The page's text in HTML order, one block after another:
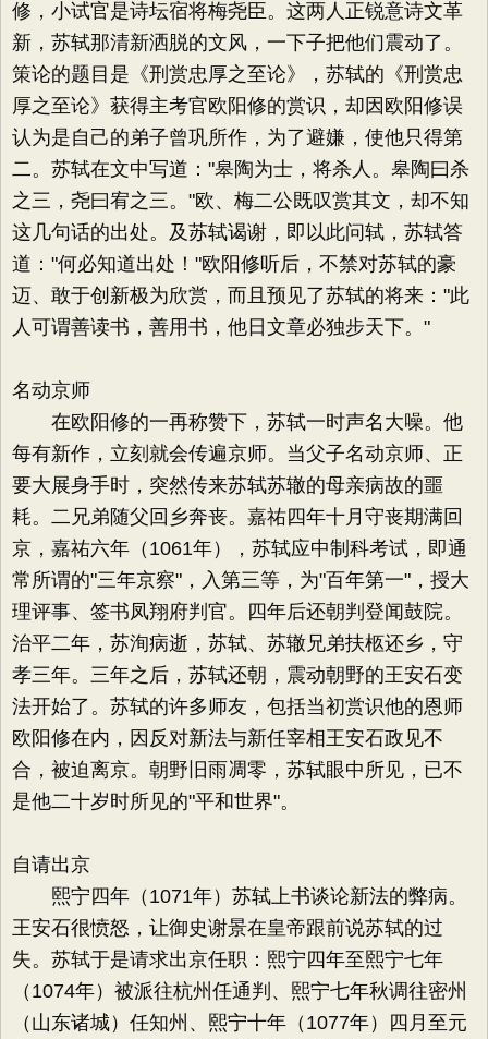
修，小试官是诗坛宿将梅尧臣。这两人正锐意诗文革
新，苏轼那清新洒脱的文风，一下子把他们震动了。
策论的题目是《刑赏忠厚之至论》，苏轼的《刑赏忠
厚之至论》获得主考官欧阳修的赏识，却因欧阳修误
认为是自己的弟子曾巩所作，为了避嫌，使他只得第
二。苏轼在文中写道："皋陶为士，将杀人。皋陶曰杀
之三，尧曰宥之三。"欧、梅二公既叹赏其文，却不知
这几句话的出处。及苏轼谒谢，即以此问轼，苏轼答
道："何必知道出处！"欧阳修听后，不禁对苏轼的豪
迈、敢于创新极为欣赏，而且预见了苏轼的将来："此
人可谓善读书，善用书，他日文章必独步天下。"
名动京师
在欧阳修的一再称赞下，苏轼一时声名大噪。他
每有新作，立刻就会传遍京师。当父子名动京师、正
要大展身手时，突然传来苏轼苏辙的母亲病故的噩
耗。二兄弟随父回乡奔丧。嘉祐四年十月守丧期满回
京，嘉祐六年（1061年），苏轼应中制科考试，即通
常所谓的"三年京察"，入第三等，为"百年第一"，授大
理评事、签书凤翔府判官。四年后还朝判登闻鼓院。
治平二年，苏洵病逝，苏轼、苏辙兄弟扶柩还乡，守
孝三年。三年之后，苏轼还朝，震动朝野的王安石变
法开始了。苏轼的许多师友，包括当初赏识他的恩师
欧阳修在内，因反对新法与新任宰相王安石政见不
合，被迫离京。朝野旧雨凋零，苏轼眼中所见，已不
是他二十岁时所见的"平和世界"。
自请出京
熙宁四年（1071年）苏轼上书谈论新法的弊病。
王安石很愤怒，让御史谢景在皇帝跟前说苏轼的过
失。苏轼于是请求出京任职：熙宁四年至熙宁七年
（1074年）被派往杭州任通判、熙宁七年秋调往密州
（山东诸城）任知州、熙宁十年（1077年）四月至元